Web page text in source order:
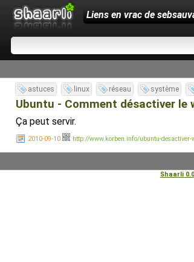
Liens en vrac de
astuces linux réseau système
Ubuntu - Comment désactiver le
Ça peut servir.
2010-09-10 http://www.korben.info/ubuntu-desactiver-
Shaarli